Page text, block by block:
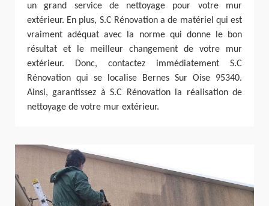
un grand service de nettoyage pour votre mur
extérieur. En plus, S.C Rénovation a de matériel qui est
vraiment adéquat avec la norme qui donne le bon
résultat et le meilleur changement de votre mur
extérieur. Donc, contactez immédiatement S.C
Rénovation qui se localise Bernes Sur Oise 95340.
Ainsi, garantissez à S.C Rénovation la réalisation de
nettoyage de votre mur extérieur.